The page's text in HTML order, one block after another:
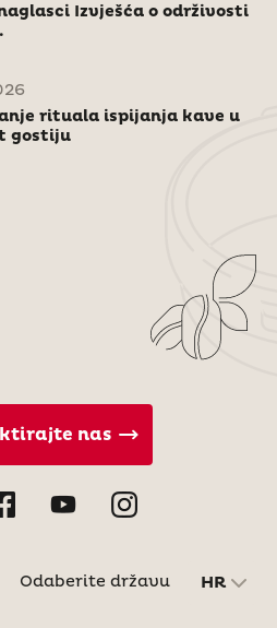
Izvješća o održivosti
rituala ispijanja kave u
gostiju
nas
Odaberite državu HR